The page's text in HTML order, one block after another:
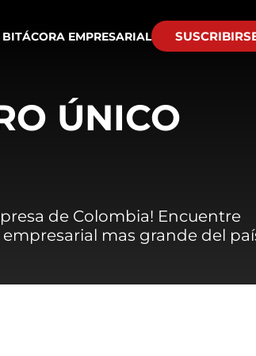
BITÁCORA EMPRESARIAL
ÚNICO
de Colombia! Encuentre
mas grande del